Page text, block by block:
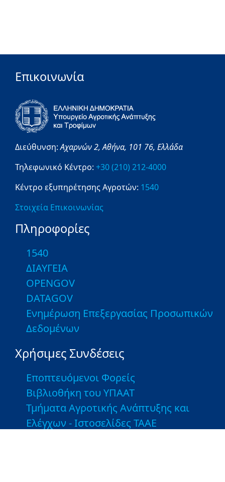
Επικοινωνία
Διεύθυνση:Αχαρνών 2,Αθήνα, 101 76, Ελλάδα
Τηλεφωνικό Κέντρο: +30 (210) 212-4000
Κέντρο εξυπηρέτησης Αγροτών: 1540
Στοιχεία Επικοινωνίας
Πληροφορίες
1540
ΔΙΑΥΓΕΙΑ
OPENGOV
DATAGOV
Ενημέρωση Επεξεργασίας Προσωπικών
Δεδομένων
Χρήσιμες Συνδέσεις
Εποπτευόμενοι Φορείς
Βιβλιοθήκη του ΥΠΑΑΤ
Τμήματα Αγροτικής Ανάπτυξης και
Ελέγχων - Ιστοσελίδες ΤΑΑΕ